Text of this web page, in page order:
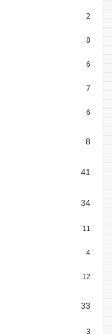
2
8
6
7
6
8
41
34
11
4
12
33
3